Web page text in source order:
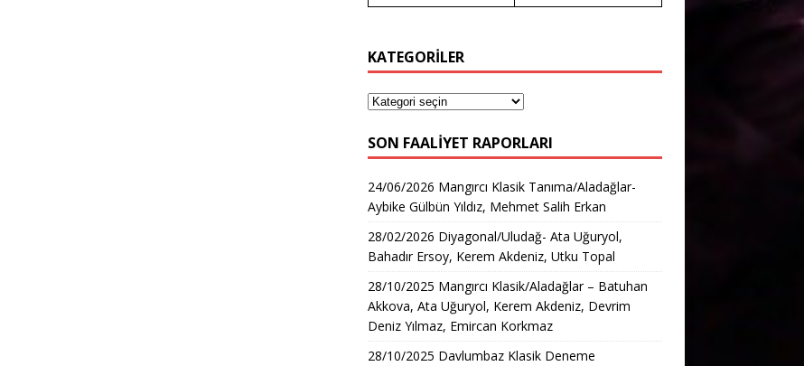
KATEGORİLER
SON FAALIYET RAPORLARI
24/06/2026 Mangırcı Klasik Tanıma/Aladağlar-
Aybike Gülbün Yıldız, Mehmet Salih Erkan
28/02/2026 Diyagonal/Uludağ- Ata Uğuryol,
Bahadır Ersoy, Kerem Akdeniz, Utku Topal
28/10/2025 Mangırcı Klasik/Aladağlar – Batuhan
Akkova, Ata Uğuryol, Kerem Akdeniz, Devrim
Deniz Yılmaz, Emircan Korkmaz
28/10/2025 Davlumbaz Klasik Deneme